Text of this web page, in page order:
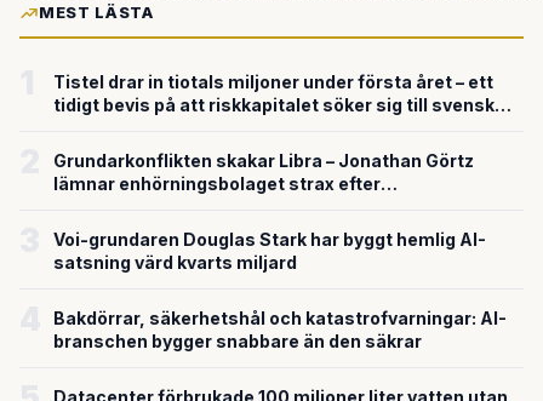
MEST LÄSTA
Tistel drar in tiotals miljoner under första året – ett
tidigt bevis på att riskkapitalet söker sig till svensk
Grundarkonflikten skakar Libra – Jonathan Görtz
lämnar enhörningsbolaget strax efter
Voi-grundaren Douglas Stark har byggt hemlig AI-
satsning värd kvarts miljard
Bakdörrar, säkerhetshål och katastrofvarningar: AI-
branschen bygger snabbare än den säkrar
Datacenter förbrukade 100 miljoner liter vatten utan